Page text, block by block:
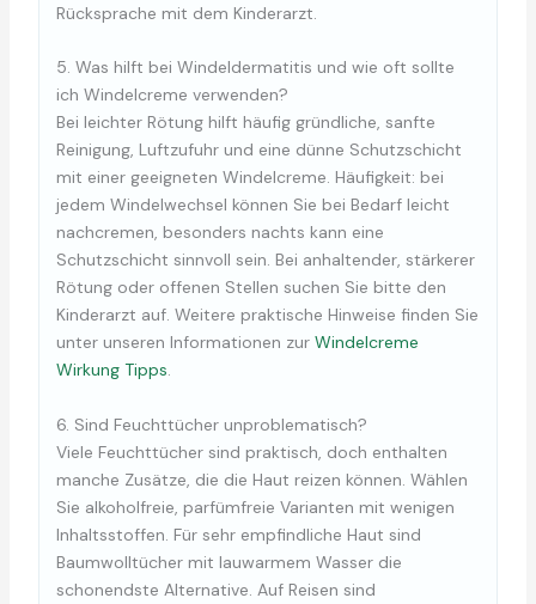
Rücksprache mit dem Kinderarzt.
5. Was hilft bei Windeldermatitis und wie oft sollte
ich Windelcreme verwenden?
Bei leichter Rötung hilft häufig gründliche, sanfte
Reinigung, Luftzufuhr und eine dünne Schutzschicht
mit einer geeigneten Windelcreme. Häufigkeit: bei
jedem Windelwechsel können Sie bei Bedarf leicht
nachcremen, besonders nachts kann eine
Schutzschicht sinnvoll sein. Bei anhaltender, stärkerer
Rötung oder offenen Stellen suchen Sie bitte den
Kinderarzt auf. Weitere praktische Hinweise finden Sie
unter unseren Informationen zur Windelcreme
Wirkung Tipps.
6. Sind Feuchttücher unproblematisch?
Viele Feuchttücher sind praktisch, doch enthalten
manche Zusätze, die die Haut reizen können. Wählen
Sie alkoholfreie, parfümfreie Varianten mit wenigen
Inhaltsstoffen. Für sehr empfindliche Haut sind
Baumwolltücher mit lauwarmem Wasser die
schonendste Alternative. Auf Reisen sind